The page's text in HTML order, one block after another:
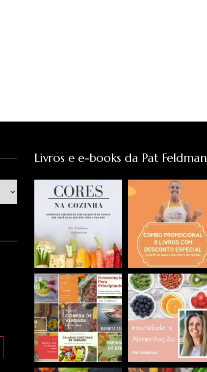
Livros e e-books da Pat Feldman